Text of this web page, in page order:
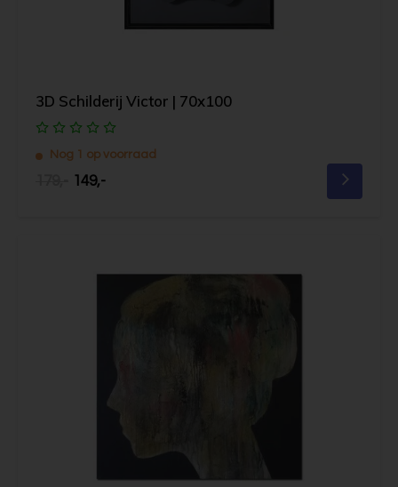
3D Schilderij Victor | 70x100
Nog 1 op voorraad
149,-